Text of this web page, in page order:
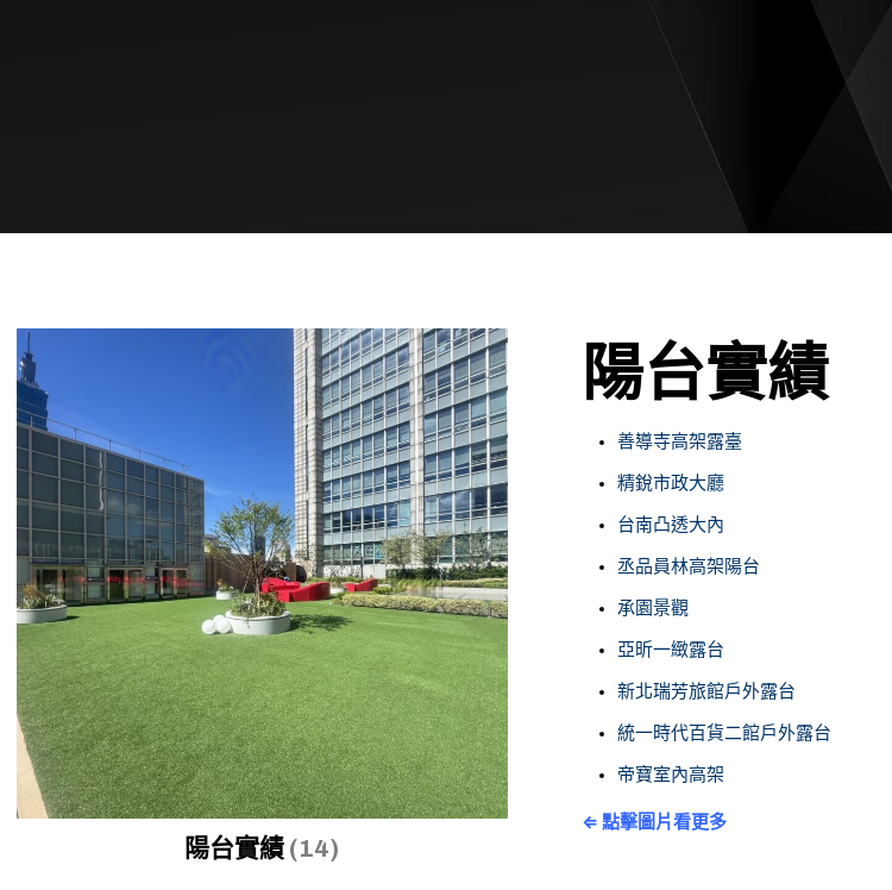
陽台實績 (14)
陽台實績
善導寺高架露臺
精銳市政大廳
台南凸透大內
丞品員林高架陽台
承園景觀
亞昕一緻露台
新北瑞芳旅館戶外露台
統一時代百貨二館戶外露台
帝寶室內高架
⇐ 點擊圖片看更多